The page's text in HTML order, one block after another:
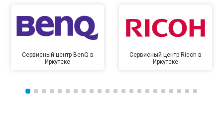
Сервисный центр BenQ в
Иркутске
Сервисный центр Ricoh в
Иркутске